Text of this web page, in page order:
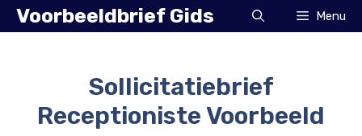
Ga
naar
Voorbeeldbrief Gids Menu
Sollicitatiebrief
Receptioniste Voorbeeld